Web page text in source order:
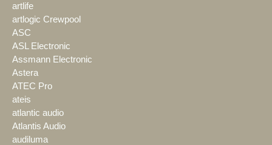
artlife
artlogic Crewpool
ASC
ASL Electronic
Assmann Electronic
Astera
ATEC Pro
ateis
atlantic audio
Atlantis Audio
audiluma